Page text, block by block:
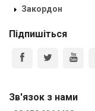
Закордон
Підпишіться
Зв'язок з нами